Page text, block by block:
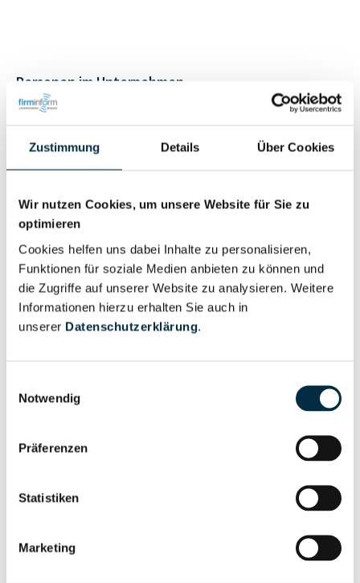
Zustimmung Details Über Cookies
Wir nutzen Cookies, um unsere Website für Sie zu
optimieren
Cookies helfen uns dabei Inhalte zu personalisieren,
Funktionen für soziale Medien anbieten zu können und
die Zugriffe auf unserer Website zu analysieren. Weitere
Informationen hierzu erhalten Sie auch in
unserer Datenschutzerklärung.
Notwendig
Präferenzen
Statistiken
Marketing
Personen im Unternehmen
Geschäftsführer (1)
Für registrierte
Nutzer
Wirtschaftlich
Berechtigter
Vollständiges
anfragen
Eigentums- und Kontrollstruktur
Gesellschafterstruktur
Vollständiges
Unternehmensprofil
Unternehmensnetzwerk
Unternehmensprofil